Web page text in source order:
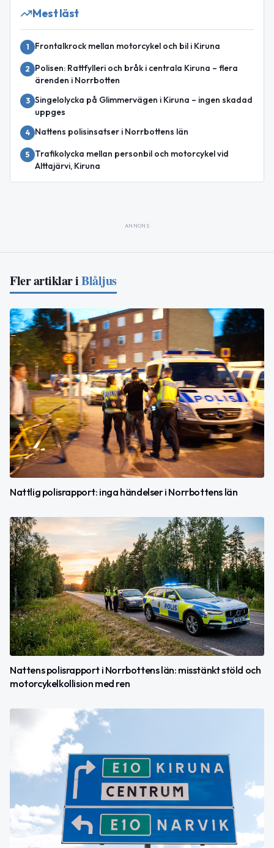
Mest läst
1 Frontalkrock mellan motorcykel och bil i Kiruna
2
Polisen: Rattfylleri och bråk i centrala Kiruna – flera
ärenden i Norrbotten
3 Singelolycka på Glimmervägen i Kiruna – ingen skadad
uppges
4 Nattens polisinsatser i Norrbottens län
5
Trafikolycka mellan personbil och motorcykel vid
Alttajärvi, Kiruna
ANNONS
Fler artiklar iBlåljus
Nattlig polisrapport: inga händelser i Norrbottens län
Nattens polisrapport i Norrbottens län: misstänkt stöld och
motorcykelkollision med ren